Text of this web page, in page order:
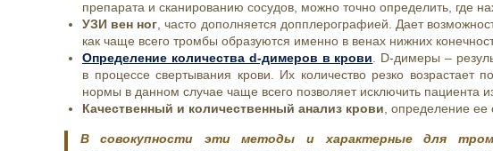
препарата и сканированию сосудов, можно точно определить, где
УЗИ вен ног , часто дополняется допплерографией. Дает
как чаще всего тромбы образуются именно в венах нижних
Определение количества d-димеров в крови . D-димеры –
в процессе свертывания крови. Их количество резко возрастает
нормы в данном случае чаще всего позволяет исключить пациента
Качественный и количественный анализ крови , определение ее
В совокупности эти методы и характерные для